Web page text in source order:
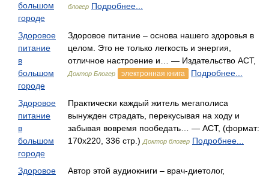
большом
городе
блогер Подробнее...
Здоровое
питание
в
большом
городе
Здоровое питание – основа нашего здоровья в
целом. Это не только легкость и энергия,
отличное настроение и… — Издательство АСТ,
Доктор Блогер электронная книга Подробнее...
Здоровое
питание
в
большом
городе
Практически каждый житель мегаполиса
вынужден страдать, перекусывая на ходу и
забывая вовремя пообедать… — АСТ, (формат:
170x220, 336 стр.) Доктор блогер Подробнее...
Здоровое
Автор этой аудиокниги – врач-диетолог,